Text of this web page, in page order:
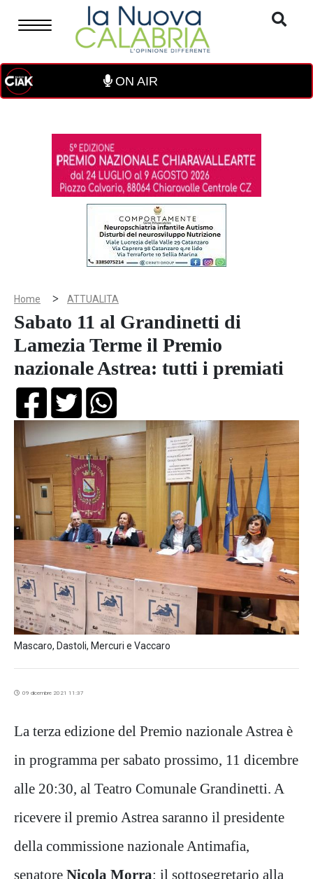
ON AIR
Home > ATTUALITA
Sabato 11 al Grandinetti di
Lamezia Terme il Premio
nazionale Astrea: tutti i premiati
Mascaro, Dastoli, Mercuri e Vaccaro
09 dicembre 2021 11:37
La terza edizione del Premio nazionale Astrea è
in programma per sabato prossimo, 11 dicembre
alle 20:30, al Teatro Comunale Grandinetti. A
ricevere il premio Astrea saranno il presidente
della commissione nazionale Antimafia,
senatore Nicola Morra; il sottosegretario alla